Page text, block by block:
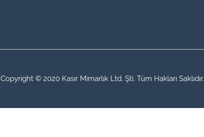
Copyright © 2020 Kasır Mimarlık Ltd. Şti. Tüm Hakları Saklıdır.